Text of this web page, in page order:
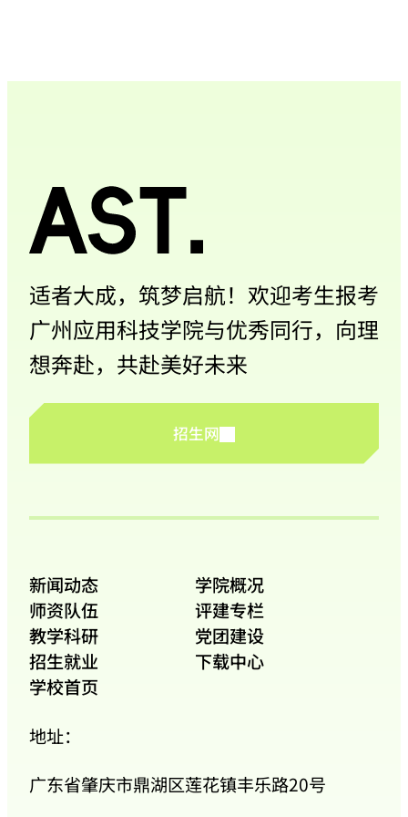
适者大成，筑梦启航！欢迎考生报考
广州应用科技学院与优秀同行，向理
想奔赴，共赴美好未来
招生网
地址：
广东省肇庆市鼎湖区莲花镇丰乐路20号
新闻动态
学院概况
师资队伍
评建专栏
教学科研
党团建设
招生就业
下载中心
学校首页